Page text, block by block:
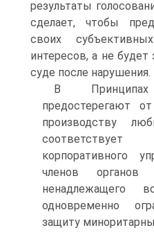
результаты
сделает, чтобы
своих
интересов, а не
суде после нарушения.
В
предостерегают
производству
корпоративного
членов
ненадлежащего
одновременно
защиту